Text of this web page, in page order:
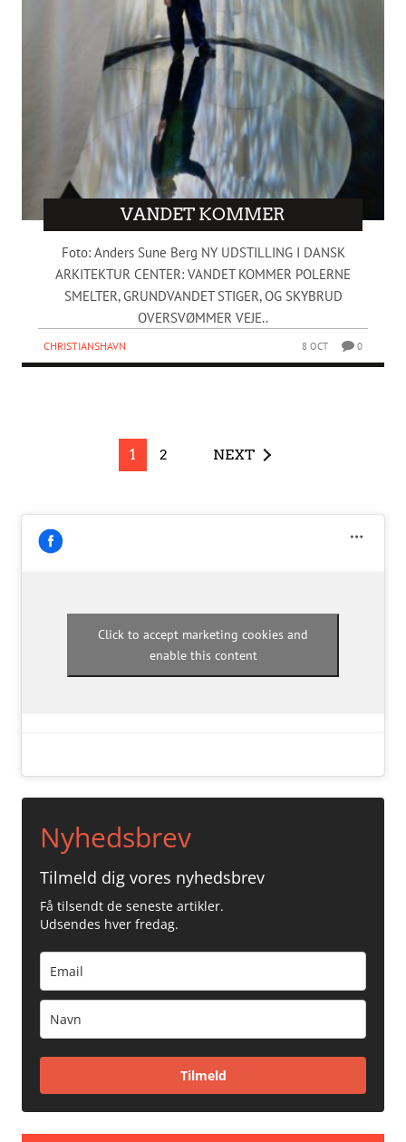
VANDET KOMMER
Foto: Anders Sune Berg NY UDSTILLING I DANSK
ARKITEKTUR CENTER: VANDET KOMMER POLERNE
SMELTER, GRUNDVANDET STIGER, OG SKYBRUD
OVERSVØMMER VEJE..
CHRISTIANSHAVN 8 OCT 0
1 2 NEXT
Click to accept marketing cookies and
enable this content
Nyhedsbrev
Tilmeld dig vores nyhedsbrev
Få tilsendt de seneste artikler.
Udsendes hver fredag.
Tilmeld